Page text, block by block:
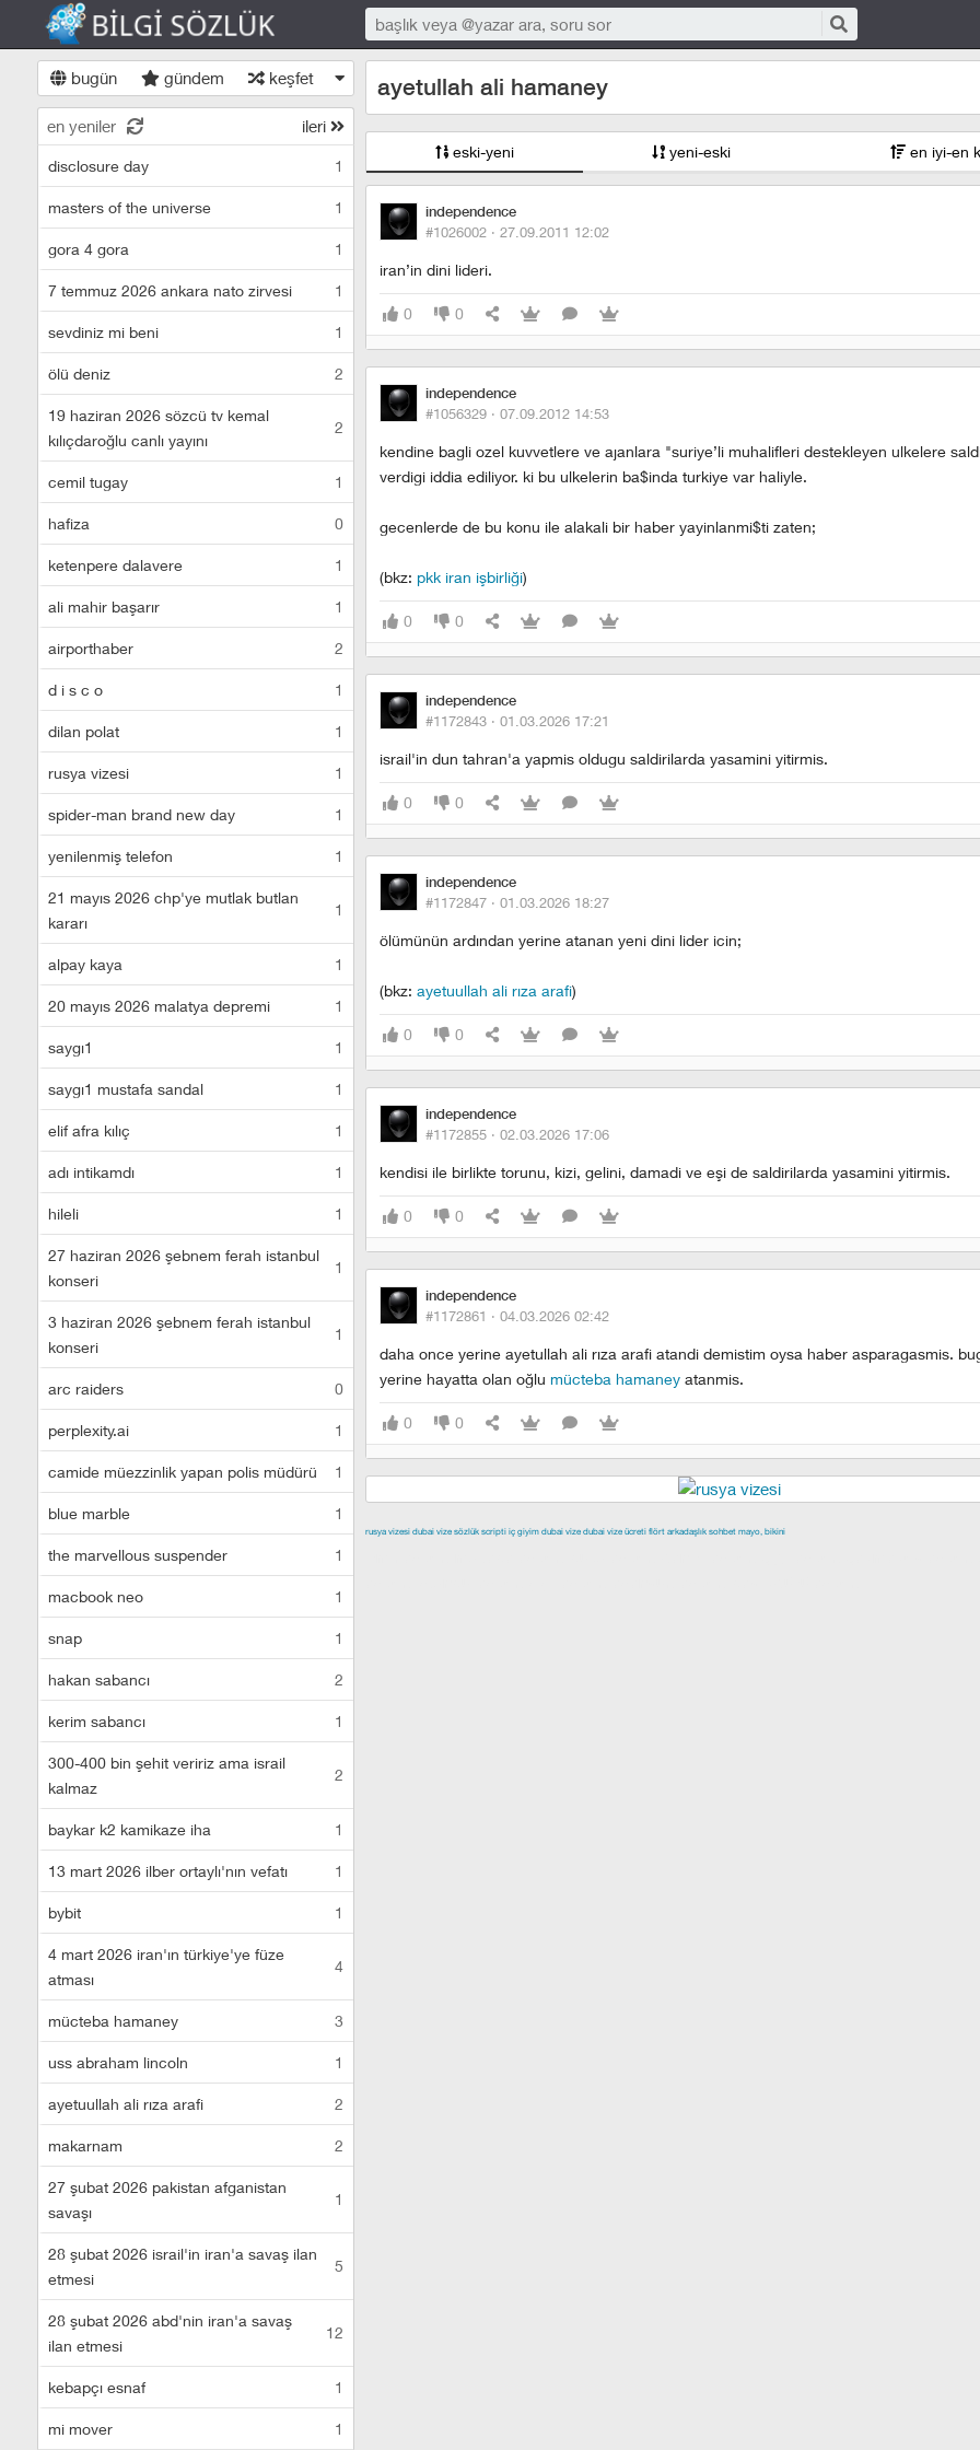
bugün gündem keşfet
en yeniler ileri
disclosure day 1
masters of the universe 1
gora 4 gora 1
7 temmuz 2026 ankara nato zirvesi 1
sevdiniz mi beni 1
ölü deniz 2
19 haziran 2026 sözcü tv kemal
kılıçdaroğlu canlı yayını
2
cemil tugay 1
hafiza 0
ketenpere dalavere 1
ali mahir başarır 1
airporthaber 2
d i s c o 1
dilan polat 1
rusya vizesi 1
spider-man brand new day 1
yenilenmiş telefon 1
21 mayıs 2026 chp'ye mutlak butlan
kararı
1
alpay kaya 1
20 mayıs 2026 malatya depremi 1
saygı1 1
saygı1 mustafa sandal 1
elif afra kılıç 1
adı intikamdı 1
hileli 1
27 haziran 2026 şebnem ferah istanbul
konseri
1
3 haziran 2026 şebnem ferah istanbul
konseri
1
arc raiders 0
perplexity.ai 1
camide müezzinlik yapan polis müdürü 1
blue marble 1
the marvellous suspender 1
macbook neo 1
snap 1
hakan sabancı 2
kerim sabancı 1
300-400 bin şehit veririz ama israil
kalmaz
2
baykar k2 kamikaze iha 1
13 mart 2026 ilber ortaylı'nın vefatı 1
bybit 1
4 mart 2026 iran'ın türkiye'ye füze
atması
4
mücteba hamaney 3
uss abraham lincoln 1
ayetuullah ali rıza arafi 2
makarnam 2
27 şubat 2026 pakistan afganistan
savaşı
1
28 şubat 2026 israil'in iran'a savaş ilan
etmesi
5
28 şubat 2026 abd'nin iran'a savaş
ilan etmesi
12
kebapçı esnaf 1
mi mover 1
ayetullah ali hamaney
eski-yeni yeni-eski en iyi-en
independence
#1026002 · 27.09.2011 12:02
iran’in dini lideri.
0 0
independence
#1056329 · 07.09.2012 14:53
kendine bagli ozel kuvvetlere ve ajanlara "suriye’li muhalifleri destekleyen ulkelere
verdigi iddia ediliyor. ki bu ulkelerin ba$inda turkiye var haliyle.
gecenlerde de bu konu ile alakali bir haber yayinlanmi$ti zaten;
(bkz: pkk iran işbirliği)
0 0
independence
#1172843 · 01.03.2026 17:21
israil'in dun tahran'a yapmis oldugu saldirilarda yasamini yitirmis.
0 0
independence
#1172847 · 01.03.2026 18:27
ölümünün ardından yerine atanan yeni dini lider icin;
(bkz: ayetuullah ali rıza arafi)
0 0
independence
#1172855 · 02.03.2026 17:06
kendisi ile birlikte torunu, kizi, gelini, damadi ve eşi de saldirilarda yasamini yitirmis.
0 0
independence
#1172861 · 04.03.2026 02:42
daha once yerine ayetullah ali rıza arafi atandi demistim oysa haber asparagasmis.
yerine hayatta olan oğlu mücteba hamaney atanmis.
0 0
rusya vizesi dubai vize sözlük scripti iç giyim dubai vize dubai vize ücreti flört arkadaşlık sohbet mayo, bikini